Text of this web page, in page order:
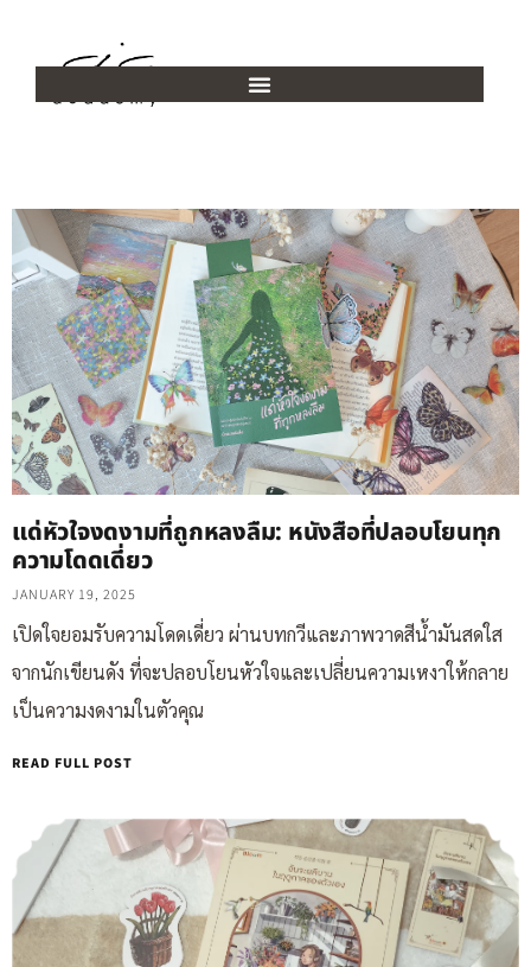
แด่หัวใจงดงามที่ถูกหลงลืม: หนังสือที่ปลอบโยนทุก
ความโดดเดี่ยว
JANUARY 19, 2025
เปิดใจยอมรับความโดดเดี่ยว ผ่านบทกวีและภาพวาดสีน้ำมันสดใส
จากนักเขียนดัง ที่จะปลอบโยนหัวใจและเปลี่ยนความเหงาให้กลาย
เป็นความงดงามในตัวคุณ
READ FULL POST